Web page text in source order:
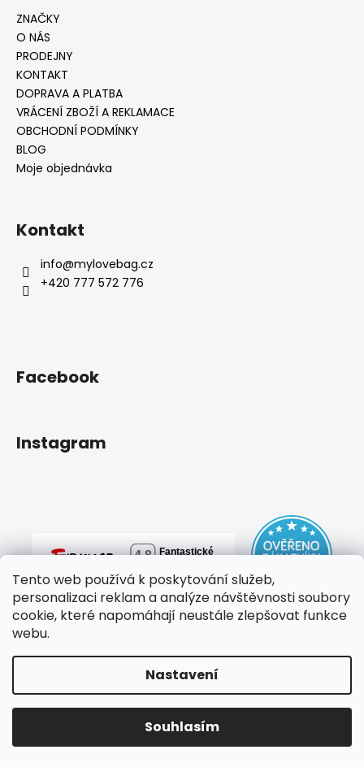
Tento web používá k poskytování služeb,
personalizaci reklam a analýze návštěvnosti soubory
cookie, které napomáhají neustále zlepšovat funkce
webu.
Nastavení
Souhlasím
ZNAČKY
O NÁS
PRODEJNY
KONTAKT
DOPRAVA A PLATBA
VRÁCENÍ ZBOŽÍ A REKLAMACE
OBCHODNÍ PODMÍNKY
BLOG
Moje objednávka
Kontakt
info@mylovebag.cz
+420 777 572 776
Facebook
Instagram
Copyright 2026mylovebag. Všechna práva vyhrazena.
Upravit nastavení cookies